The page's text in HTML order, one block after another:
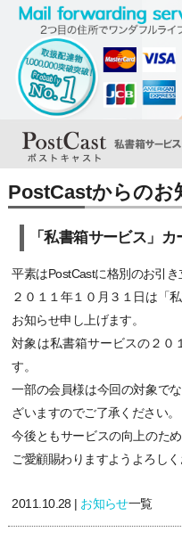
PostCastからのお
「私書箱サービス」
平素はPostCastに格別のお引
２０１１年１０月３１日は「
お知らせ申し上げます。
対象は私書箱サービスの２０
す。
一部の会員様は今回の対象で
ざいますのでご了承ください。
今後ともサービスの向上のた
ご愛顧賜わりますようよろしく
2011.10.28 | お知らせ一覧